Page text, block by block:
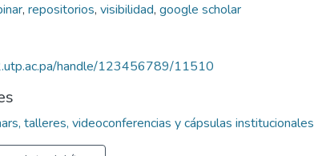
, repositorios, visibilidad, google scholar
handle/123456789/11510
talleres, videoconferencias y cápsulas institucionales